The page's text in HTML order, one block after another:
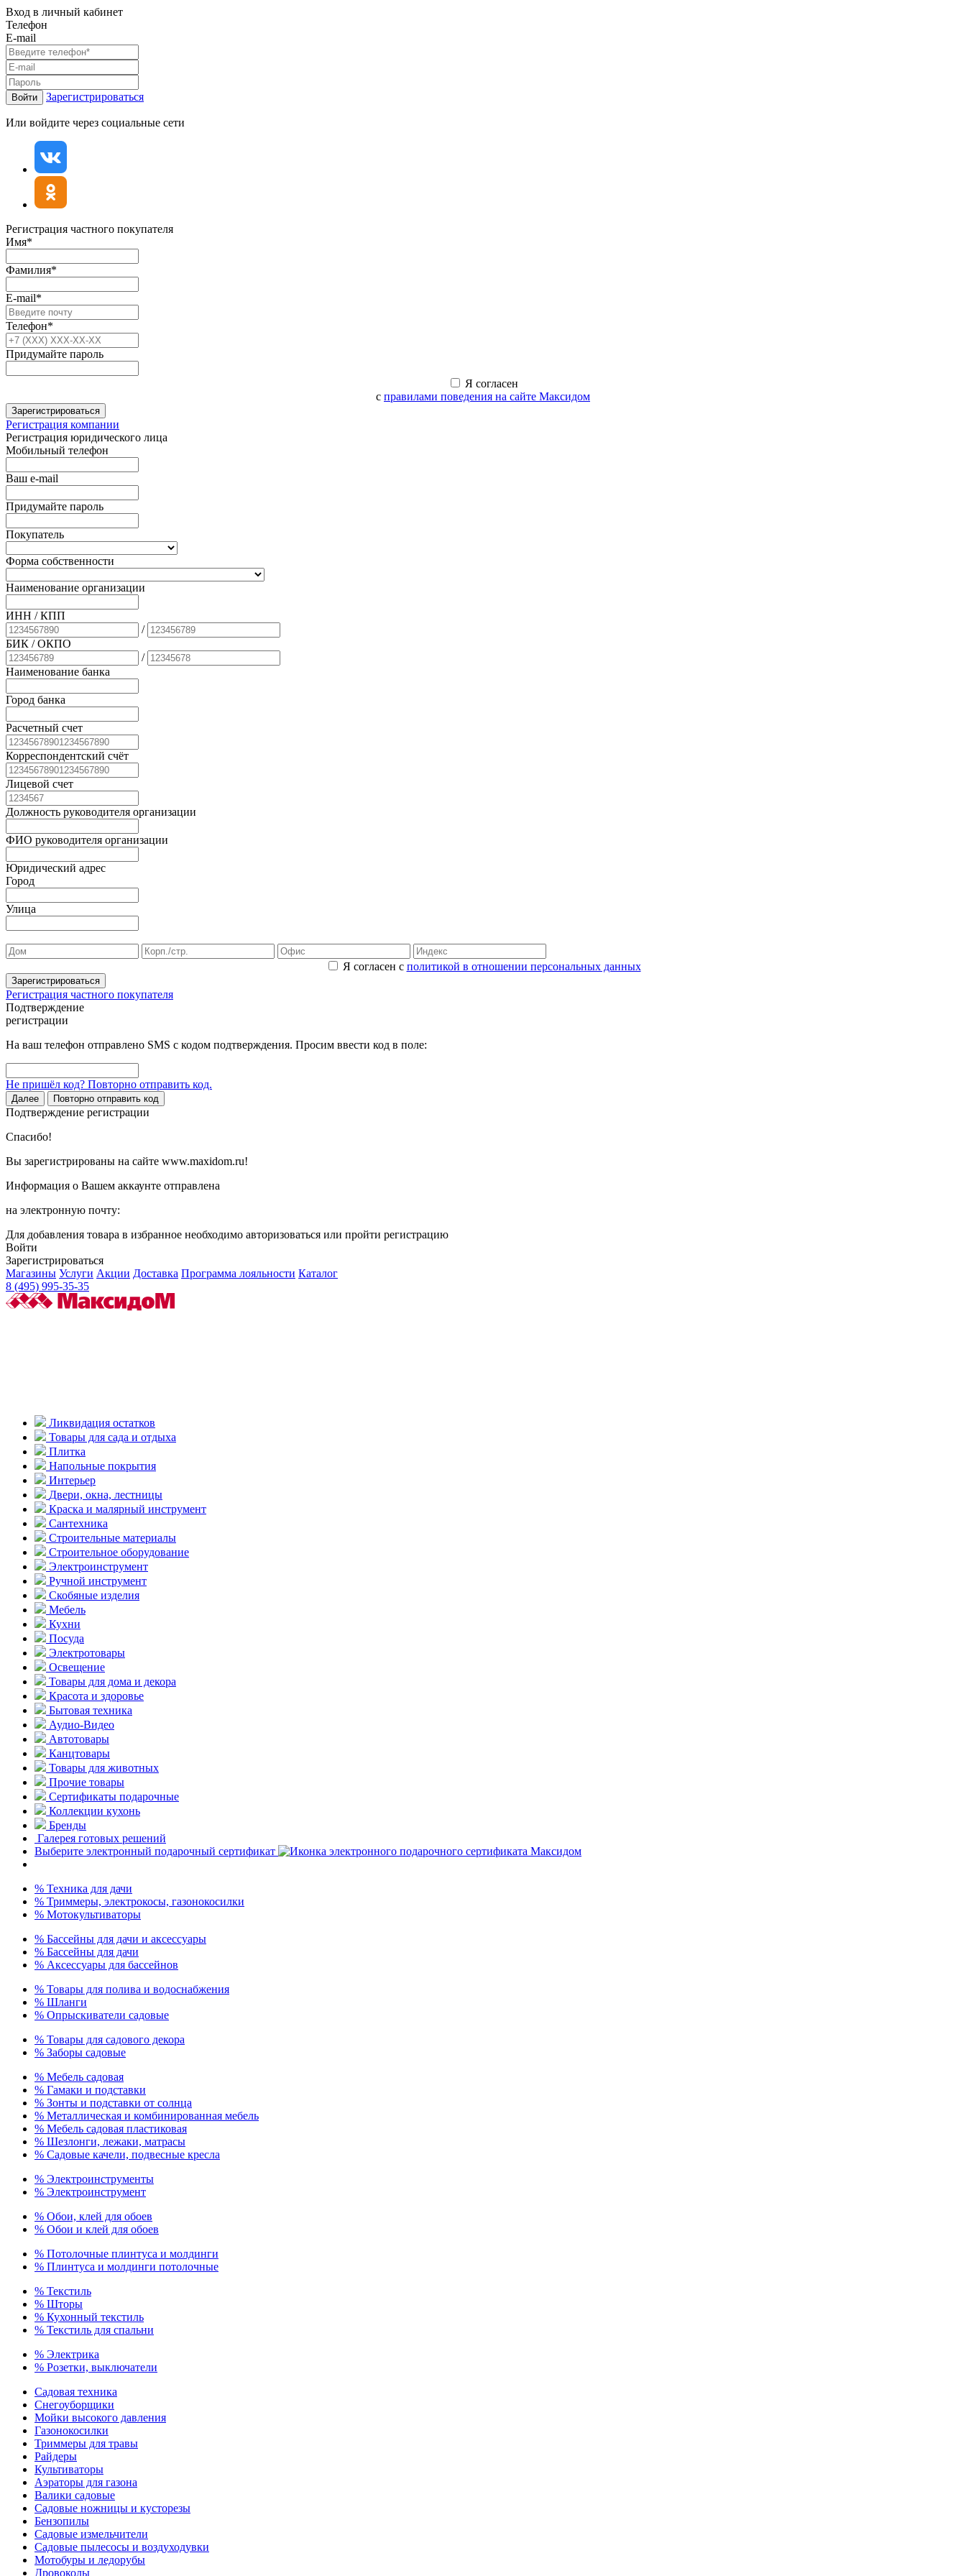
Вход в личный кабинет
Телефон
E-mail
Войти Зарегистрироваться
Или войдите через социальные сети
Регистрация частного покупателя
Имя*
Фамилия*
E-mail*
Телефон*
Придумайте пароль
Я согласен
с правилами поведения на сайте Максидом
Зарегистрироваться
Регистрация компании
Регистрация юридического лица
Мобильный телефон
Ваш e-mail
Придумайте пароль
Покупатель
Форма собственности
Наименование организации
ИНН / КПП
/
БИК / ОКПО
/
Наименование банка
Город банка
Расчетный счет
Корреспондентский счёт
Лицевой счет
Должность руководителя организации
ФИО руководителя организации
Юридический адрес
Город
Улица
Я согласен с политикой в отношении персональных данных
Зарегистрироваться
Регистрация частного покупателя
Подтверждение
регистрации
На ваш телефон отправлено SMS с кодом подтверждения. Просим ввести код в поле:
Не пришёл код? Повторно отправить код.
Далее Повторно отправить код
Подтверждение регистрации
Спасибо!
Вы зарегистрированы на сайте www.maxidom.ru!
Информация о Вашем аккаунте отправлена
на электронную почту:
Для добавления товара в избранное необходимо авторизоваться или пройти регистрацию
Войти
Зарегистрироваться
Магазины Услуги Акции Доставка Программа лояльности Каталог
8 (495) 995-35-35
Ликвидация остатков
Товары для сада и отдыха
Плитка
Напольные покрытия
Интерьер
Двери, окна, лестницы
Краска и малярный инструмент
Сантехника
Строительные материалы
Строительное оборудование
Электроинструмент
Ручной инструмент
Скобяные изделия
Мебель
Кухни
Посуда
Электротовары
Освещение
Товары для дома и декора
Красота и здоровье
Бытовая техника
Аудио-Видео
Автотовары
Канцтовары
Товары для животных
Прочие товары
Сертификаты подарочные
Коллекции кухонь
Бренды
Галерея готовых решений
Выберите электронный подарочный сертификат
% Техника для дачи
% Триммеры, электрокосы, газонокосилки
% Мотокультиваторы
% Бассейны для дачи и аксессуары
% Бассейны для дачи
% Аксессуары для бассейнов
% Товары для полива и водоснабжения
% Шланги
% Опрыскиватели садовые
% Товары для садового декора
% Заборы садовые
% Мебель садовая
% Гамаки и подставки
% Зонты и подставки от солнца
% Металлическая и комбинированная мебель
% Мебель садовая пластиковая
% Шезлонги, лежаки, матрасы
% Садовые качели, подвесные кресла
% Электроинструменты
% Электроинструмент
% Обои, клей для обоев
% Обои и клей для обоев
% Потолочные плинтуса и молдинги
% Плинтуса и молдинги потолочные
% Текстиль
% Шторы
% Кухонный текстиль
% Текстиль для спальни
% Электрика
% Розетки, выключатели
Садовая техника
Снегоуборщики
Мойки высокого давления
Газонокосилки
Триммеры для травы
Райдеры
Культиваторы
Аэраторы для газона
Валики садовые
Садовые ножницы и кусторезы
Бензопилы
Садовые измельчители
Садовые пылесосы и воздуходувки
Мотобуры и ледорубы
Дровоколы